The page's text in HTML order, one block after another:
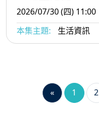
2026/07/30 (四) 11:00
本集主題:
生活資訊
« 1 2